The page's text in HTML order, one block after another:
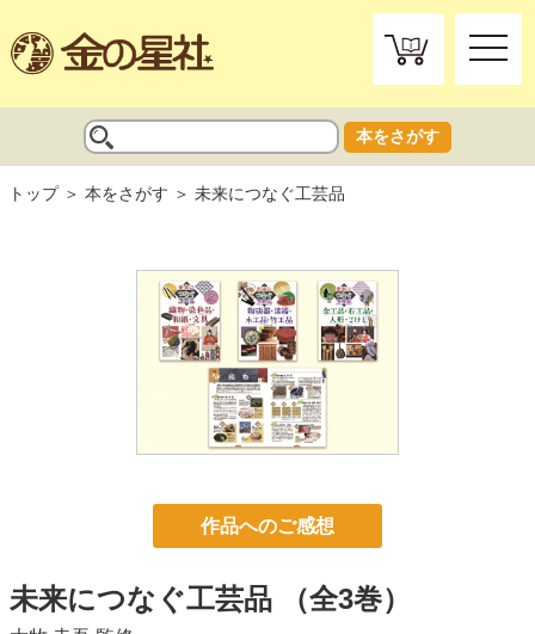
toggle
本をさがす
トップ 本をさがす 未来につなぐ工芸品
作品へのご感想
未来につなぐ工芸品 （全3巻）